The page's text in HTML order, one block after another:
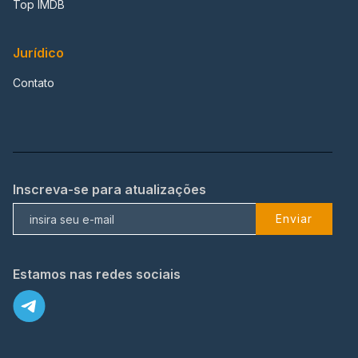
Top IMDB
Jurídico
Contato
Inscreva-se para atualizações
Enviar
Estamos nas redes sociais